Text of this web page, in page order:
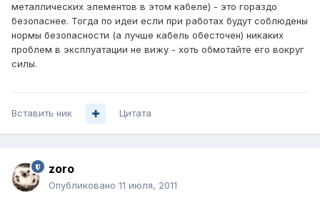
металлических элементов в этом кабеле) - это гораздо
безопаснее. Тогда по идеи если при работах будут соблюдены
нормы безопасности (а лучше кабель обесточен) никаких
проблем в эксплуатации не вижу - хоть обмотайте его вокруг
силы.
Вставить ник Цитата
zoro
Опубликовано 11 июля, 2011